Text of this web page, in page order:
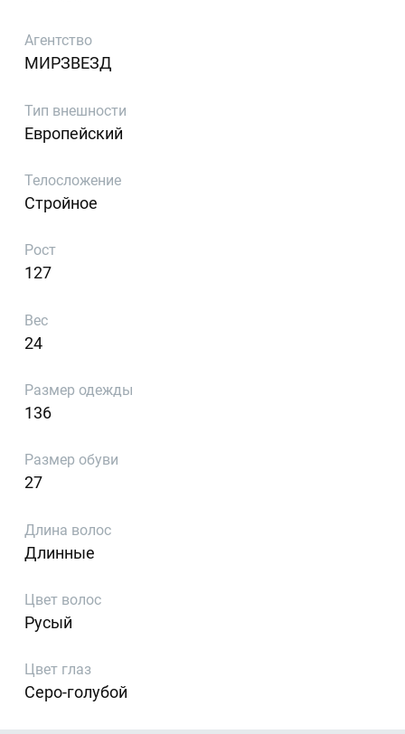
Агентство
МИРЗВЕЗД
Тип внешности
Европейский
Телосложение
Стройное
Рост
127
Вес
24
Размер одежды
136
Размер обуви
27
Длина волос
Длинные
Цвет волос
Русый
Цвет глаз
Серо-голубой